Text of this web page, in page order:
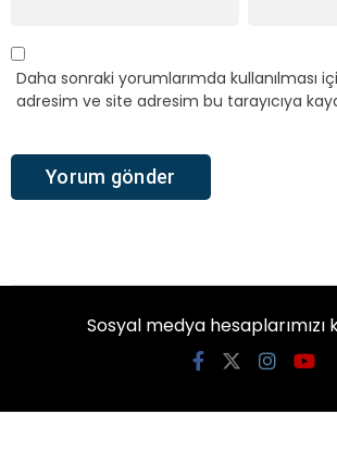
Daha sonraki yorumlarımda kullanılması
adresim ve site adresim bu tarayıcıya
Sosyal medya hesaplarımızı